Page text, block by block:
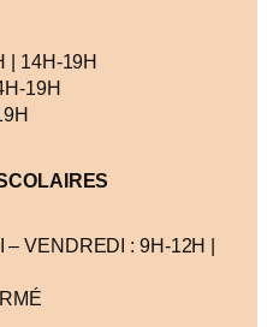
| 14H-19H
19H
– VENDREDI : 9H-12H |